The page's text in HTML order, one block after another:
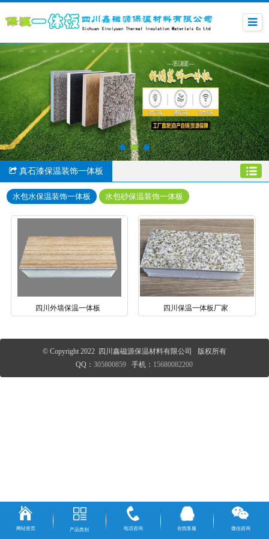
真石漆保温装饰一体板
水包水保温装饰一体板 水包砂保温装饰一体板
四川外墙保温一体板 四川保温一体板厂家
© Copyright 2022 四川鑫磁源保温材料有限公司 版权所有
QQ：305800859 手机： 15680082200
网站首页 产品类别 电话咨询 在线客服 微信咨询